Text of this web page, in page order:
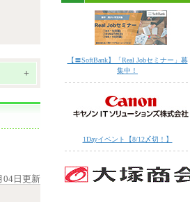
+
04日更新
【〓SoftBank】「Real Jobセミナー」募
集中！
1Dayイベント【8/12〆切！】